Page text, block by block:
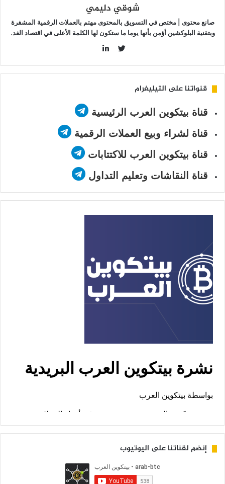
شوقي دليمي
صانع محتوى | مختص في التسويق بالمحتوى مهتم بالعملات الرقمية المشفرة
وبتقنية البلوكشين أؤمن بأنها يوما ما ستكون لها الكلمة الأعلى في اقتصاد الغد.
قنواتنا على التيليغرام
قناة بيتكوين العرب الرئيسية
قناة لشراء وبيع العملات الرقمية
قناة بيتكوين العرب للاكتتابات
قناة النقاشات وتعليم التداول
إنضم لقناتنا على اليوتيوب